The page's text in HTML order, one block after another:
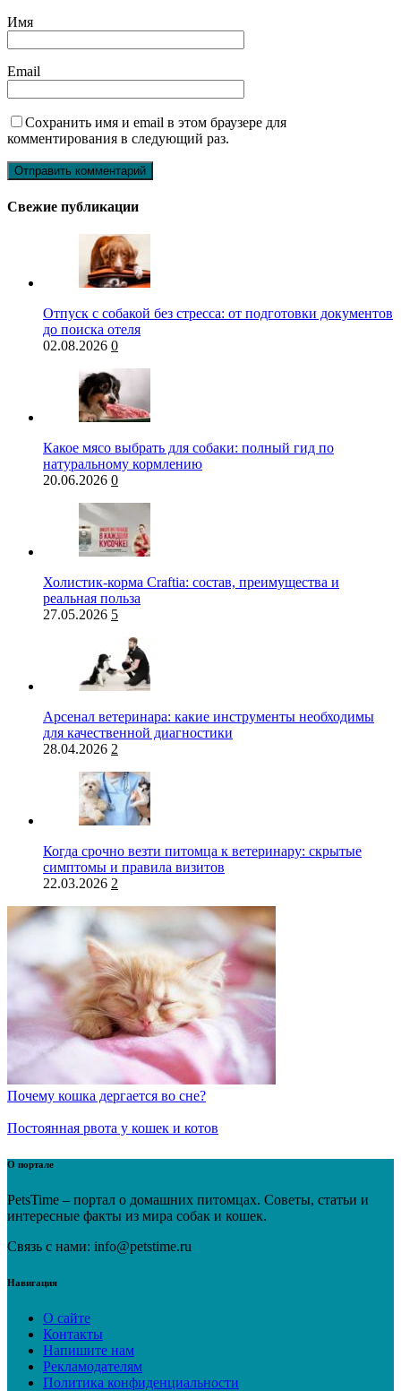
Имя
Email
Сохранить имя и email в этом браузере для
комментирования в следующий раз.
Свежие публикации
Отпуск с собакой без стресса: от подготовки документов
до поиска отеля
02.08.2026 0
Какое мясо выбрать для собаки: полный гид по
натуральному кормлению
20.06.2026 0
Холистик-корма Craftia: состав, преимущества и
реальная польза
27.05.2026 5
Арсенал ветеринара: какие инструменты необходимы
для качественной диагностики
28.04.2026 2
Когда срочно везти питомца к ветеринару: скрытые
симптомы и правила визитов
22.03.2026 2
Почему кошка дергается во сне?
Постоянная рвота у кошек и котов
О портале
PetsTime – портал о домашних питомцах. Советы, статьи и
интересные факты из мира собак и кошек.
Связь с нами: info@petstime.ru
Навигация
О сайте
Контакты
Напишите нам
Рекламодателям
Политика конфиденциальности